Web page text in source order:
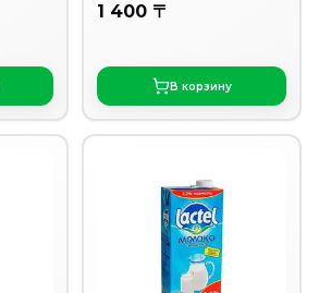
1 400 〒
В корзину